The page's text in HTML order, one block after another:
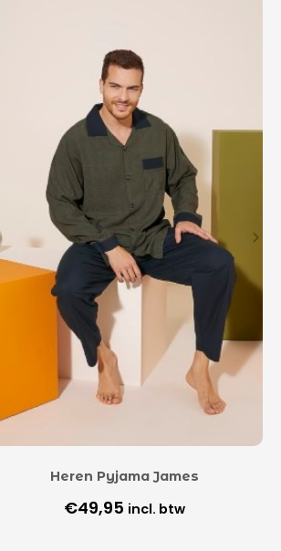
Heren Pyjama James
€49,95 incl. btw